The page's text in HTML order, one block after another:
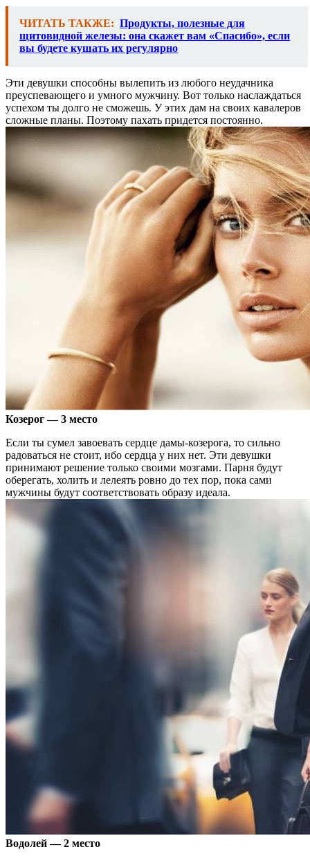
ЧИТАТЬ ТАКЖЕ: Продукты, полезные для
щитовидной железы: она скажет вам «Спасибо», если
вы будете кушать их регулярно
Эти девушки способны вылепить из любого неудачника
преуспевающего и умного мужчину. Вот только наслаждаться
успехом ты долго не сможешь. У этих дам на своих кавалеров
сложные планы. Поэтому пахать придется постоянно.
Козерог — 3 место
Если ты сумел завоевать сердце дамы-козерога, то сильно
радоваться не стоит, ибо сердца у них нет. Эти девушки
принимают решение только своими мозгами. Парня будут
оберегать, холить и лелеять ровно до тех пор, пока сами
мужчины будут соответствовать образу идеала.
Водолей — 2 место